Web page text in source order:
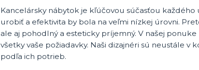
Kancelársky nábytok je kľúčovou súčasťou
urobiť a efektivita by bola na veľmi nízkej úrovni.
ale aj pohodlný a esteticky príjemný. V našej
všetky vaše požiadavky. Naši dizajnéri sú neustále
podľa ich potrieb.